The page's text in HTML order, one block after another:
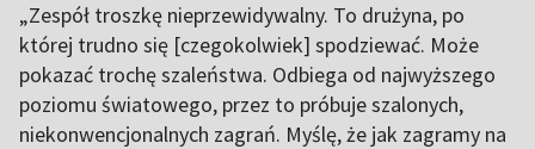
„Zespół troszkę nieprzewidywalny. To drużyna, po
której trudno się [czegokolwiek] spodziewać. Może
pokazać trochę szaleństwa. Odbiega od najwyższego
poziomu światowego, przez to próbuje szalonych,
niekonwencjonalnych zagrań. Myślę, że jak zagramy na